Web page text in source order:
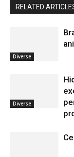
RELATED
Diverse
Diverse